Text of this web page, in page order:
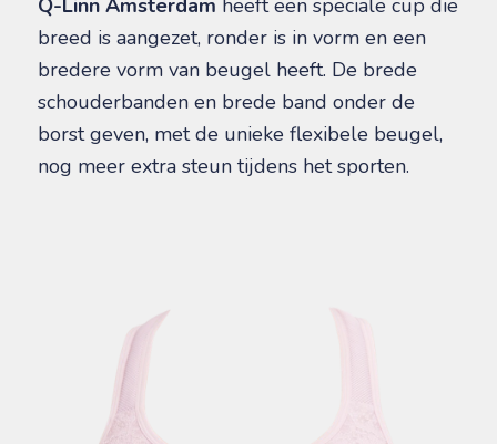
breed is aangezet, ronder is in vorm en een
bredere vorm van beugel heeft. De brede
schouderbanden en brede band onder de
borst geven, met de unieke flexibele beugel,
nog meer extra steun tijdens het sporten.